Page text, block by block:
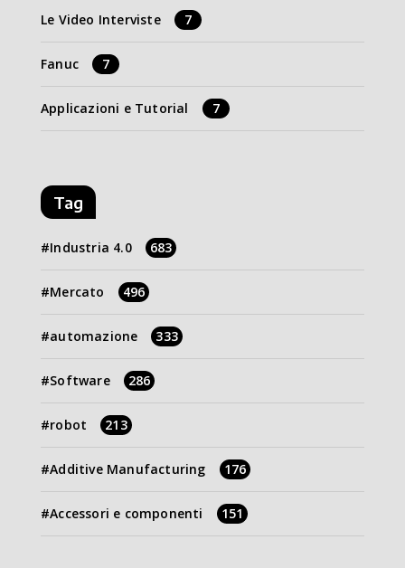
Le Video Interviste 7
Fanuc 7
Applicazioni e Tutorial 7
Tag
Industria 4.0 683
Mercato 496
automazione 333
Software 286
robot 213
Additive Manufacturing 176
Accessori e componenti 151